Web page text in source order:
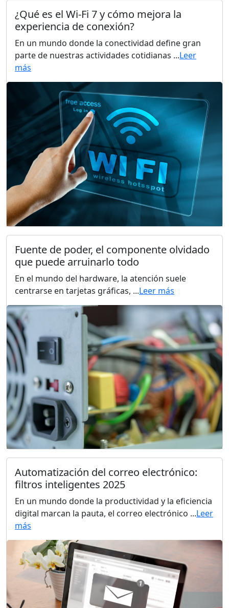
¿Qué es el Wi-Fi 7 y cómo mejora la
experiencia de conexión?
En un mundo donde la conectividad define gran
parte de nuestras actividades cotidianas ...Leer
más
Fuente de poder, el componente olvidado
que puede arruinarlo todo
En el mundo del hardware, la atención suele
centrarse en tarjetas gráficas, ...Leer más
Automatización del correo electrónico:
filtros inteligentes 2025
En un mundo donde la productividad y la eficiencia
digital marcan la pauta, el correo electrónico ...Leer
más